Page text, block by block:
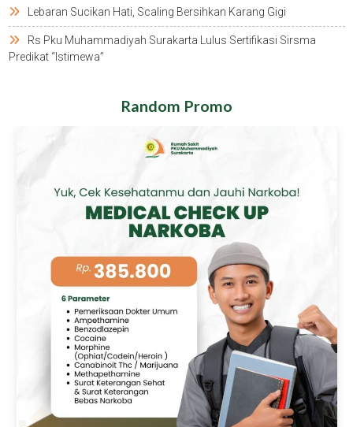
Lebaran Sucikan Hati, Scaling Bersihkan Karang Gigi
Rs Pku Muhammadiyah Surakarta Lulus Sertifikasi Sirsma
Predikat “istimewa”
Random Promo